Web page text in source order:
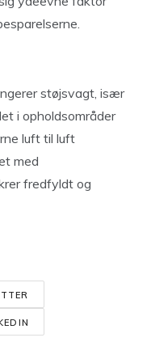
støjsvagt, især
i opholdsområder
luft til luft
med
fredfyldt og